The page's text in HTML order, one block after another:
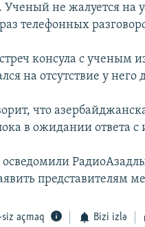
не жалуется на
телефонных
консула с ученым
на отсутствие у
что
в ожидании ответа с
представителям
siz açmaq Bizi izlə